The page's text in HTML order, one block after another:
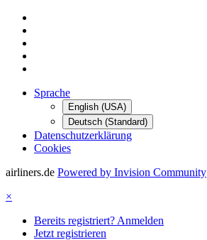
Sprache
English (USA)
Deutsch (Standard)
Datenschutzerklärung
Cookies
airliners.de Powered by Invision Community
×
Bereits registriert? Anmelden
Jetzt registrieren